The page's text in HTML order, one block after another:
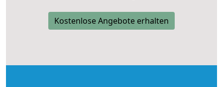
Kostenlose Angebote erhalten